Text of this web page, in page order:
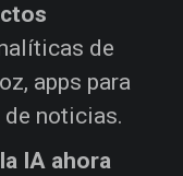
de
apps para
de noticias.
IA ahora